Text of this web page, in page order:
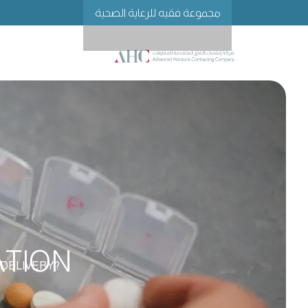
مجموعة فقيه للرعاية الصحية